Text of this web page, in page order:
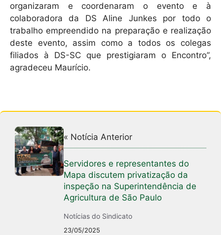
organizaram e coordenaram o evento e à
colaboradora da DS Aline Junkes por todo o
trabalho empreendido na preparação e realização
deste evento, assim como a todos os colegas
filiados à DS-SC que prestigiaram o Encontro”,
agradeceu Maurício.
« Notícia Anterior
Servidores e representantes do
Mapa discutem privatização da
inspeção na Superintendência de
Agricultura de São Paulo
Notícias do Sindicato
23/05/2025